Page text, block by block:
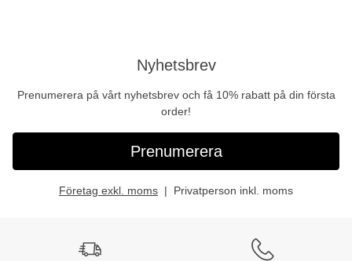
Nyhetsbrev
Prenumerera på vårt nyhetsbrev och få 10% rabatt på din första
order!
Prenumerera
Företag exkl. moms Privatperson inkl. moms